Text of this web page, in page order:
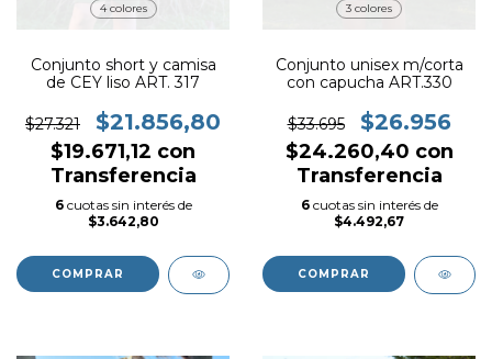
4 colores
Conjunto short y camisa
de CEY liso ART. 317
$27.321 $21.856,80
$19.671,12 con
Transferencia
6 cuotas sin interés de
$3.642,80
COMPRAR
3 colores
Conjunto unisex m/corta
con capucha ART.330
$33.695 $26.956
$24.260,40 con
Transferencia
6 cuotas sin interés de
$4.492,67
COMPRAR